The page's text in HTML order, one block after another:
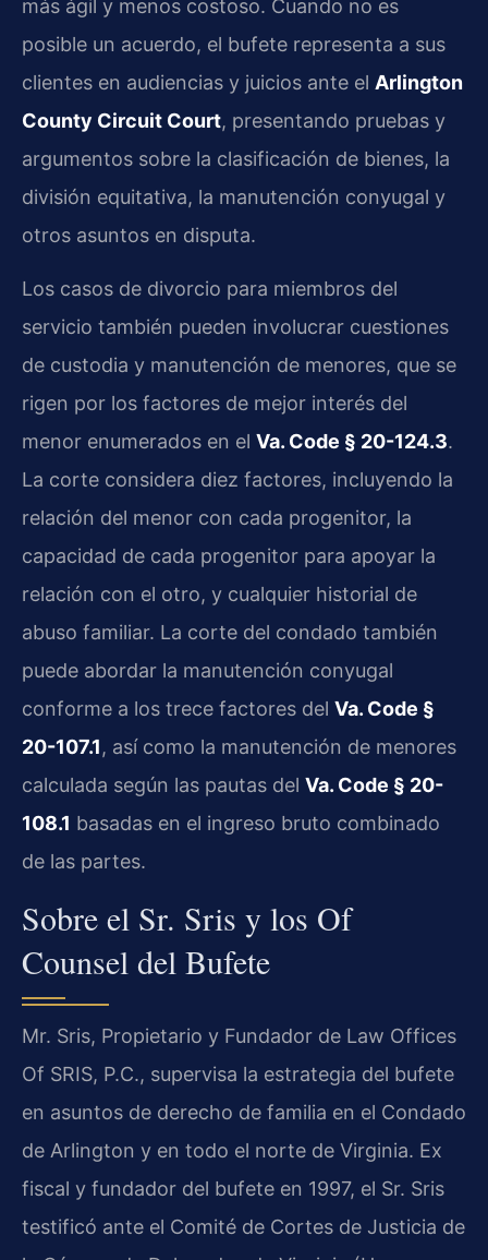
más ágil y menos costoso. Cuando no es
posible un acuerdo, el bufete representa a sus
clientes en audiencias y juicios ante el Arlington
County Circuit Court, presentando pruebas y
argumentos sobre la clasificación de bienes, la
división equitativa, la manutención conyugal y
otros asuntos en disputa.
Los casos de divorcio para miembros del
servicio también pueden involucrar cuestiones
de custodia y manutención de menores, que se
rigen por los factores de mejor interés del
menor enumerados en el Va. Code § 20-124.3.
La corte considera diez factores, incluyendo la
relación del menor con cada progenitor, la
capacidad de cada progenitor para apoyar la
relación con el otro, y cualquier historial de
abuso familiar. La corte del condado también
puede abordar la manutención conyugal
conforme a los trece factores del Va. Code §
20-107.1, así como la manutención de menores
calculada según las pautas del Va. Code § 20-
108.1 basadas en el ingreso bruto combinado
de las partes.
Sobre el Sr. Sris y los Of
Counsel del Bufete
Mr. Sris, Propietario y Fundador de Law Offices
Of SRIS, P.C., supervisa la estrategia del bufete
en asuntos de derecho de familia en el Condado
de Arlington y en todo el norte de Virginia. Ex
fiscal y fundador del bufete en 1997, el Sr. Sris
testificó ante el Comité de Cortes de Justicia de